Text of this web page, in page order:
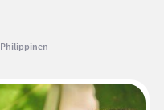
Philippinen